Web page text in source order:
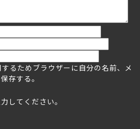
るためブラウザーに自分の名前、メ
存する。
してください。